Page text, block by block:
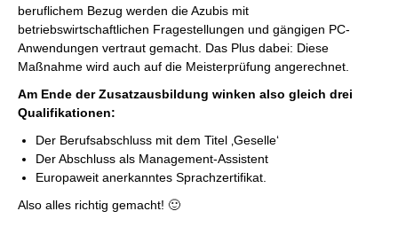
beruflichem Bezug werden die Azubis mit
betriebswirtschaftlichen Fragestellungen und gängigen PC-
Anwendungen vertraut gemacht. Das Plus dabei: Diese
Maßnahme wird auch auf die Meisterprüfung angerechnet.
Am Ende der Zusatzausbildung winken also gleich drei
Qualifikationen:
Der Berufsabschluss mit dem Titel ‚Geselle‘
Der Abschluss als Management-Assistent
Europaweit anerkanntes Sprachzertifikat.
Also alles richtig gemacht! 🙂